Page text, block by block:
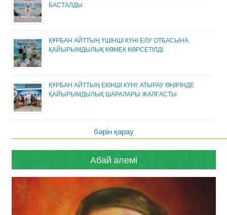
БАСТАЛДЫ
ҚҰРБАН АЙТТЫҢ ҮШІНШІ КҮНІ ЕЛУ ОТБАСЫНА
ҚАЙЫРЫМДЫЛЫҚ КӨМЕК КӨРСЕТІЛДІ
ҚҰРБАН АЙТТЫҢ ЕКІНШІ КҮНІ: АТЫРАУ ӨҢІРІНДЕ
ҚАЙЫРЫМДЫЛЫҚ ШАРАЛАРЫ ЖАЛҒАСТЫ
бәрін қарау
Абай әлемі